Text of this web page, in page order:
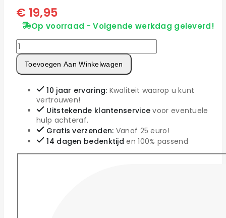
€ 19,95
Op voorraad - Volgende werkdag geleverd!
Toevoegen Aan Winkelwagen
10 jaar ervaring: Kwaliteit waarop u kunt
vertrouwen!
Uitstekende klantenservicevoor eventuele
hulp achteraf.
Gratis verzenden: Vanaf 25 euro!
14 dagen bedenktijden 100% passend